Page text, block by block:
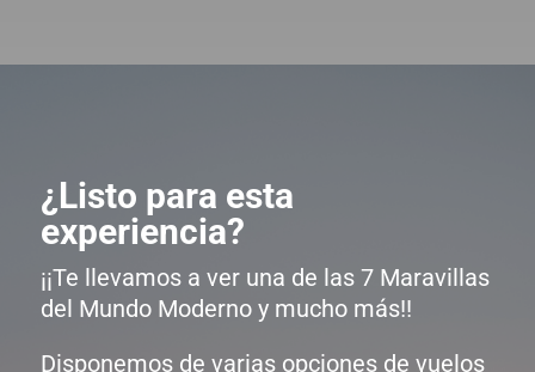
¿Listo para esta
experiencia?
¡¡Te llevamos a ver una de las 7 Maravillas
del Mundo Moderno y mucho más!!
Disponemos de varias opciones de vuelos